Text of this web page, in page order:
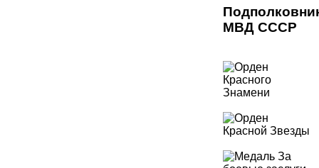
МВД СССР